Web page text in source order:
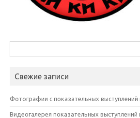
Свежие записи
Фотографии с показательных выступлений
Видеогалерея показательных выступлений